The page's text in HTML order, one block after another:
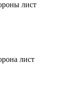
лист
лист